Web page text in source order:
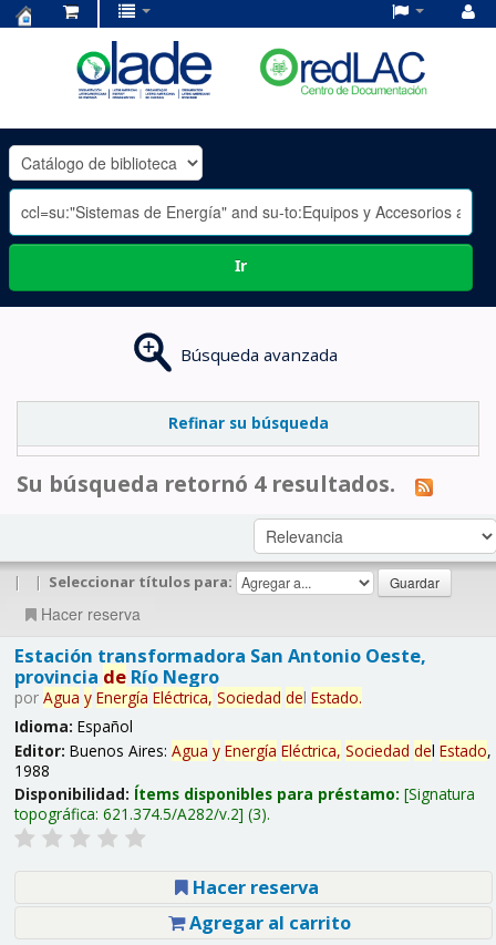
OLADE
-
Ir
Búsqueda avanzada
Refinar su búsqueda
Su búsqueda retornó 4 resultados.
| | Seleccionar títulos para:
Hacer reserva
Estación transformadora San Antonio Oeste,
provincia deRío Negro
por Agua y Energía Eléctrica, Sociedad del Estado.
Idioma: Español
Editor: Buenos Aires: Agua y Energía Eléctrica, Sociedad del Estado,
1988
Disponibilidad: Ítems disponibles para préstamo: Signatura
topográfica: 621.374.5/A282/v.2 (3).
Hacer reserva
Agregar al carrito